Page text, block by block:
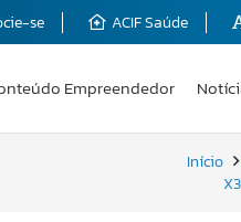
se ACIF Saúde
Empreendedor
Início